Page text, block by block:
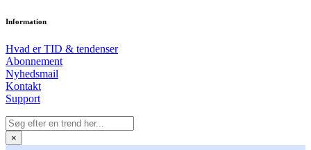
Information
Hvad er TID & tendenser
Abonnement
Nyhedsmail
Kontakt
Support
×